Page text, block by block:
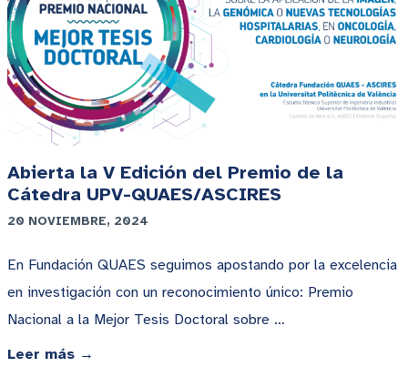
Abierta la V Edición del Premio de la
Cátedra UPV-QUAES/ASCIRES
20 NOVIEMBRE, 2024
En Fundación QUAES seguimos apostando por la excelencia
en investigación con un reconocimiento único: Premio
Nacional a la Mejor Tesis Doctoral sobre …
Leer más →